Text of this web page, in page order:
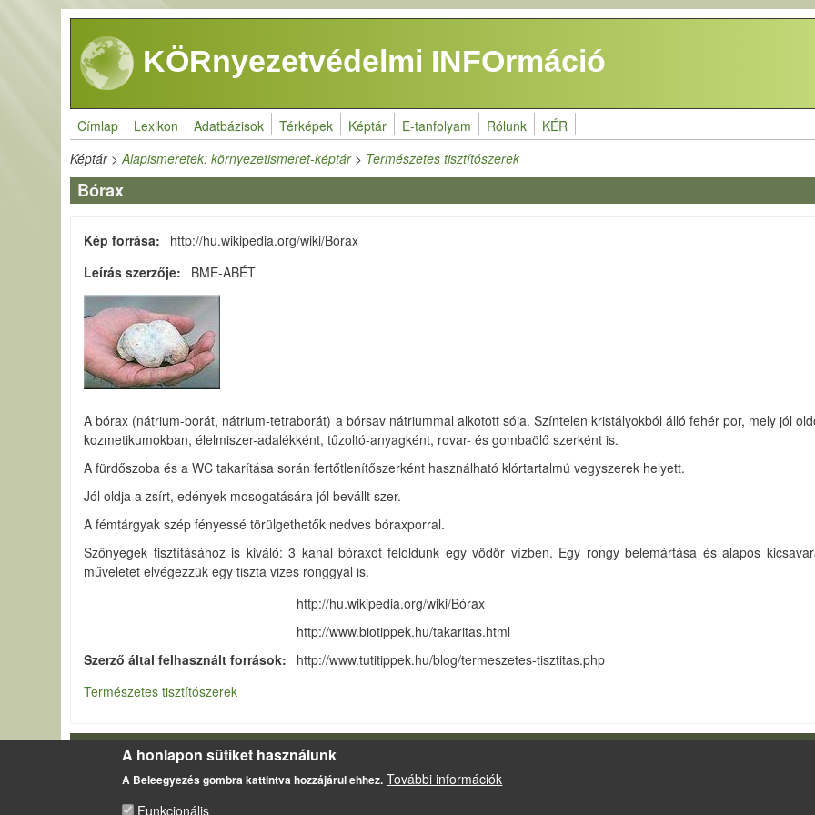
Ugrás a tartalomra
KÖRnyezetvédelmi INFOrmáció
Címlap Lexikon Adatbázisok Térképek Képtár E-tanfolyam Rólunk KÉR
Képtár>Alapismeretek: környezetismeret-képtár> Természetes tisztítószerek
Bórax
Kép forrása
http://hu.wikipedia.org/wiki/Bórax
Leírás szerzője
BME-ABÉT
A bórax (nátrium-borát, nátrium-tetraborát) a bórsav nátriummal alkotott sója. Színtelen kristályokból álló fehér por, mely jól
kozmetikumokban, élelmiszer-adalékként, tűzoltó-anyagként, rovar- és gombaölő szerként is.
A fürdőszoba és a WC takarítása során fertőtlenítőszerként használható klórtartalmú vegyszerek helyett.
Jól oldja a zsírt, edények mosogatására jól bevállt szer.
A fémtárgyak szép fényessé törülgethetők nedves bóraxporral.
Szőnyegek tisztításához is kiváló: 3 kanál bóraxot feloldunk egy vödör vízben. Egy rongy belemártása és alapos
műveletet elvégezzük egy tiszta vizes ronggyal is.
Szerző által felhasznált források
http://hu.wikipedia.org/wiki/Bórax
http://www.biotippek.hu/takaritas.html
http://www.tutitippek.hu/blog/termeszetes-tisztitas.php
Természetes tisztítószerek
LÁBLÉCA honlapon sütiket használunk
A Beleegyezés gombra kattintva hozzájárul ehhez. További információk
Funkcionális